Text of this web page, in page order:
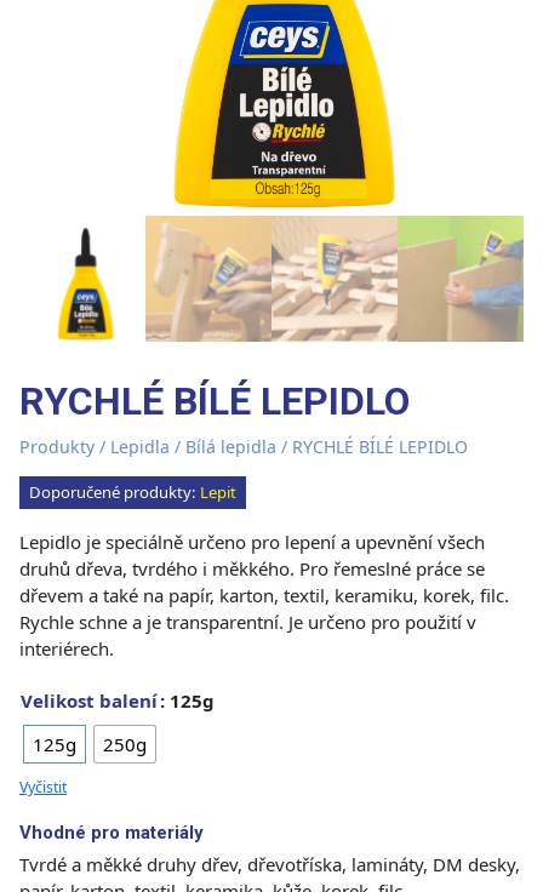
RYCHLÉ BÍLÉ LEPIDLO
Produkty / Lepidla / Bílá lepidla / RYCHLÉ BÍLÉ LEPIDLO
Doporučené produkty: Lepit
Lepidlo je speciálně určeno pro lepení a upevnění všech
druhů dřeva, tvrdého i měkkého. Pro řemeslné práce se
dřevem a také na papír, karton, textil, keramiku, korek, filc.
Rychle schne a je transparentní. Je určeno pro použití v
interiérech.
Velikost balení: 125g
125g
250g
Vyčistit
Vhodné pro materiály
Tvrdé a měkké druhy dřev, dřevotříska, lamináty, DM desky,